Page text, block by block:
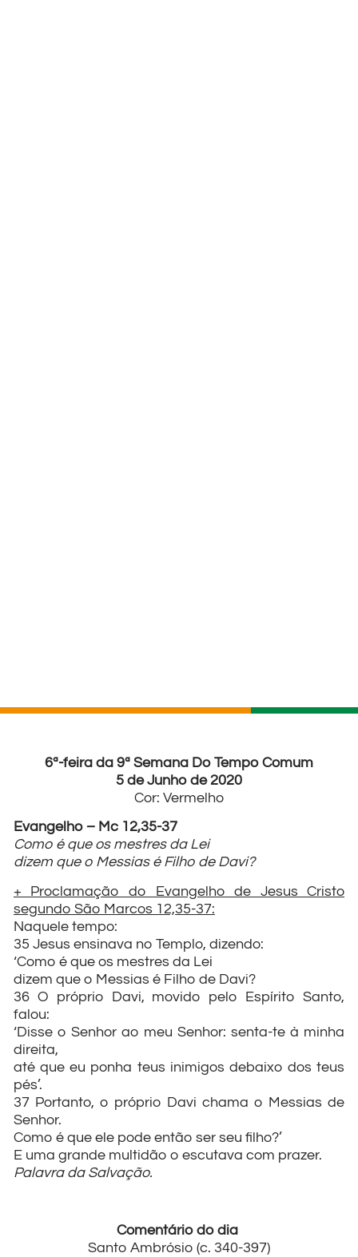
6ª-feira da 9ª Semana Do Tempo Comum
5 de Junho de 2020
Cor: Vermelho
Evangelho – Mc 12,35-37
Como é que os mestres da Lei
dizem que o Messias é Filho de Davi?
+ Proclamação do Evangelho de Jesus Cristo
segundo São Marcos 12,35-37:
Naquele tempo:
35 Jesus ensinava no Templo, dizendo:
‘Como é que os mestres da Lei
dizem que o Messias é Filho de Davi?
36 O próprio Davi, movido pelo Espírito Santo,
falou:
‘Disse o Senhor ao meu Senhor: senta-te à minha
direita,
até que eu ponha teus inimigos debaixo dos teus
pés’.
37 Portanto, o próprio Davi chama o Messias de
Senhor.
Como é que ele pode então ser seu filho?’
E uma grande multidão o escutava com prazer.
Palavra da Salvação.
Comentário do dia
Santo Ambrósio (c. 340-397)